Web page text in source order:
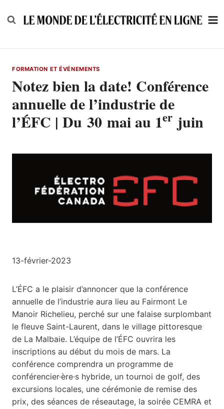
to
FORMATION ET ÉVÉNEMENTS
Notez bien la date! Conférence
annuelle de l’industrie de
l’ÉFC | Du 30 mai au 1er juin
13-février-2023
L’ÉFC a le plaisir d’annoncer que la conférence
annuelle de l’industrie aura lieu au Fairmont Le
Manoir Richelieu, perché sur une falaise surplombant
le fleuve Saint-Laurent, dans le village pittoresque
de La Malbaie. L’équipe de l’ÉFC ouvrira les
inscriptions au début du mois de mars. La
conférence comprendra un programme de
conférencier·ère·s hybride, un tournoi de golf, des
excursions locales, une cérémonie de remise des
prix, des séances de réseautage, la soirée CEMRA et